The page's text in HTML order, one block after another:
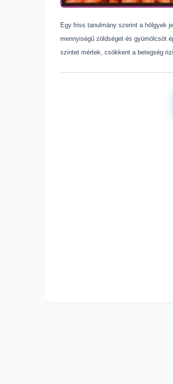
Egy friss tanulmány szerint a hölgyek
mennyiségű zöldséget és gyümölcsöt
szintet mértek, csökkent a betegség